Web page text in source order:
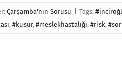
Çarşamba'nın Sorusu Tags:
,#kusur,#meslekhastalığı,#risk,